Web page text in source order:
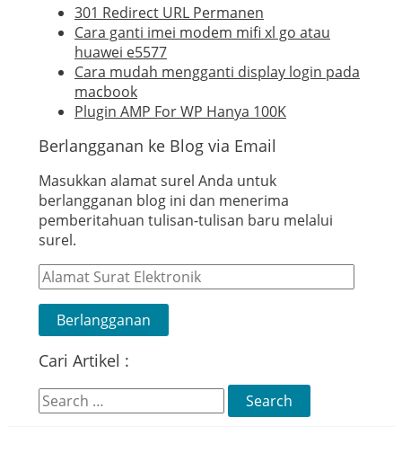
301 Redirect URL Permanen
Cara ganti imei modem mifi xl go atau
huawei e5577
Cara mudah mengganti display login pada
macbook
Plugin AMP For WP Hanya 100K
Berlangganan ke Blog via Email
Masukkan alamat surel Anda untuk
berlangganan blog ini dan menerima
pemberitahuan tulisan-tulisan baru melalui
surel.
Alamat
Surat
Elektronik
Berlangganan
Cari Artikel :
Search
for: